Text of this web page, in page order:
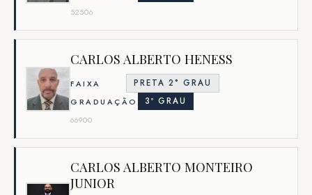
52506
CARLOS ALBERTO HENESS
FAIXA
PRETA 2° GRAU
GRADUAÇÃO
3º GRAU
66900
CARLOS ALBERTO MONTEIRO
JUNIOR